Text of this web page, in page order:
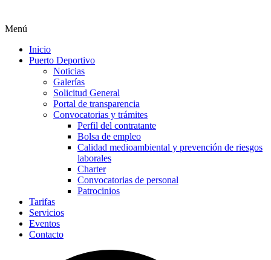
Menú
Inicio
Puerto Deportivo
Noticias
Galerías
Solicitud General
Portal de transparencia
Convocatorias y trámites
Perfil del contratante
Bolsa de empleo
Calidad medioambiental y prevención de riesgos
laborales
Charter
Convocatorias de personal
Patrocinios
Tarifas
Servicios
Eventos
Contacto